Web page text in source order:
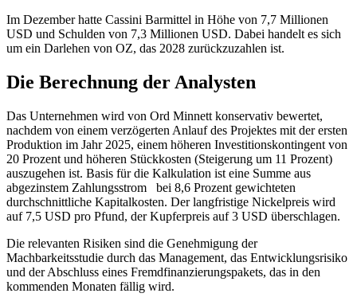
Im Dezember hatte Cassini Barmittel in Höhe von 7,7 Millionen
USD und Schulden von 7,3 Millionen USD. Dabei handelt es sich
um ein Darlehen von OZ, das 2028 zurückzuzahlen ist.
Die Berechnung der Analysten
Das Unternehmen wird von Ord Minnett konservativ bewertet,
nachdem von einem verzögerten Anlauf des Projektes mit der ersten
Produktion im Jahr 2025, einem höheren Investitionskontingent von
20 Prozent und höheren Stückkosten (Steigerung um 11 Prozent)
auszugehen ist. Basis für die Kalkulation ist eine Summe aus
abgezinstem Zahlungsstrom bei 8,6 Prozent gewichteten
durchschnittliche Kapitalkosten. Der langfristige Nickelpreis wird
auf 7,5 USD pro Pfund, der Kupferpreis auf 3 USD überschlagen.
Die relevanten Risiken sind die Genehmigung der
Machbarkeitsstudie durch das Management, das Entwicklungsrisiko
und der Abschluss eines Fremdfinanzierungspakets, das in den
kommenden Monaten fällig wird.